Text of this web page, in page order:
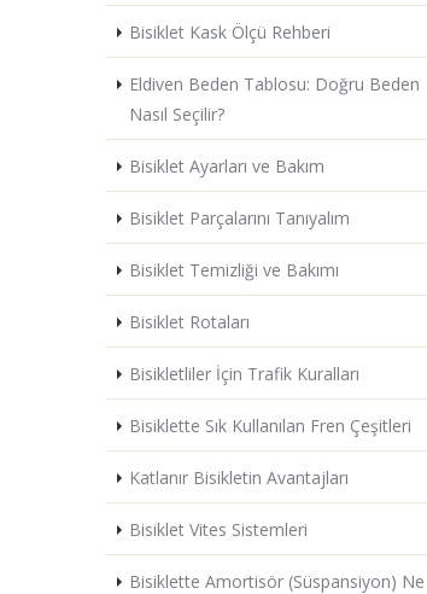
Bisiklet Kask Ölçü Rehberi
Eldiven Beden Tablosu: Doğru Beden
Nasıl Seçilir?
Bisiklet Ayarları ve Bakım
Bisiklet Parçalarını Tanıyalım
Bisiklet Temizliği ve Bakımı
Bisiklet Rotaları
Bisikletliler İçin Trafik Kuralları
Bisiklette Sık Kullanılan Fren Çeşitleri
Katlanır Bisikletin Avantajları
Bisiklet Vites Sistemleri
Bisiklette Amortisör (Süspansiyon) Ne